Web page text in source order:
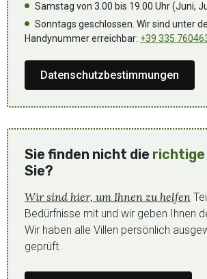
Samstag von 3.00 bis 19.00 Uhr (Juni,
Sonntags geschlossen. Wir sind unter
Handynummer erreichbar: +39 335
Datenschutzbestimmungen
Sie finden nicht die richtige
Sie?
Wir sind hier, um Ihnen zu helfen
Bedürfnisse mit und wir geben Ihnen
Wir haben alle Villen persönlich
geprüft.